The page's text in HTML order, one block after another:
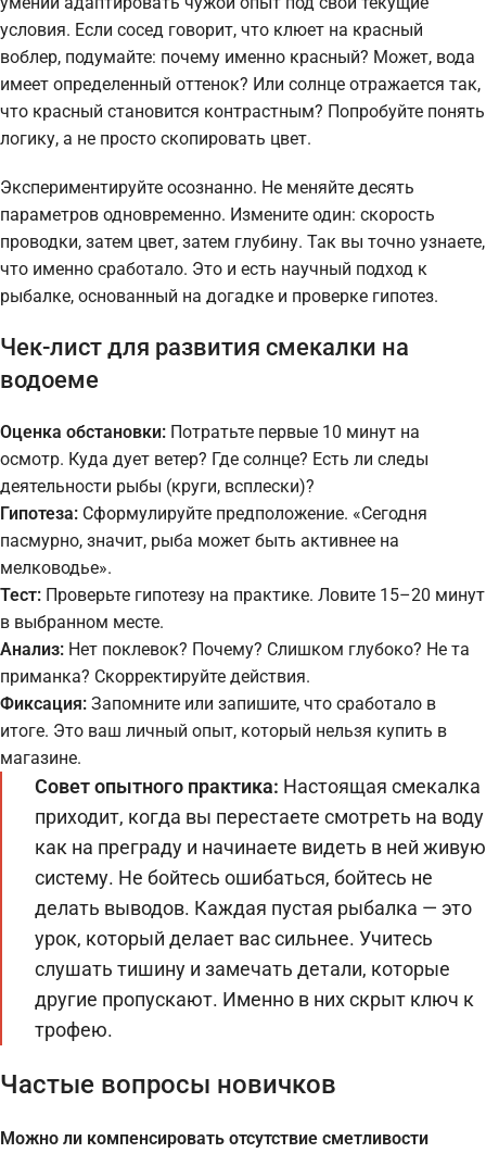
условия. Если сосед говорит, что клюет на красный
воблер, подумайте: почему именно красный? Может, вода
имеет определенный оттенок? Или солнце отражается так,
что красный становится контрастным? Попробуйте понять
логику, а не просто скопировать цвет.
Экспериментируйте осознанно. Не меняйте десять
параметров одновременно. Измените один: скорость
проводки, затем цвет, затем глубину. Так вы точно узнаете,
что именно сработало. Это и есть научный подход к
рыбалке, основанный на догадке и проверке гипотез.
Чек-лист для развития смекалки на
водоеме
Оценка обстановки: Потратьте первые 10 минут на
осмотр. Куда дует ветер? Где солнце? Есть ли следы
деятельности рыбы (круги, всплески)?
Гипотеза: Сформулируйте предположение. «Сегодня
пасмурно, значит, рыба может быть активнее на
мелководье».
Тест: Проверьте гипотезу на практике. Ловите 15–20 минут
в выбранном месте.
Анализ: Нет поклевок? Почему? Слишком глубоко? Не та
приманка? Скорректируйте действия.
Фиксация: Запомните или запишите, что сработало в
итоге. Это ваш личный опыт, который нельзя купить в
магазине.
Совет опытного практика: Настоящая смекалка
приходит, когда вы перестаете смотреть на воду
как на преграду и начинаете видеть в ней живую
систему. Не бойтесь ошибаться, бойтесь не
делать выводов. Каждая пустая рыбалка — это
урок, который делает вас сильнее. Учитесь
слушать тишину и замечать детали, которые
другие пропускают. Именно в них скрыт ключ к
трофею.
Частые вопросы новичков
Можно ли компенсировать отсутствие сметливости